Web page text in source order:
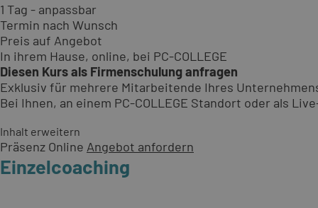
1 Tag - anpassbar
Termin nach Wunsch
Preis auf Angebot
In ihrem Hause, online, bei PC-COLLEGE
Diesen Kurs als Firmenschulung anfragen
Exklusiv für mehrere Mitarbeitende Ihres
Bei Ihnen, an einem PC-COLLEGE Standort oder als
Inhalt erweitern
Präsenz Online Angebot anfordern
Einzelcoaching